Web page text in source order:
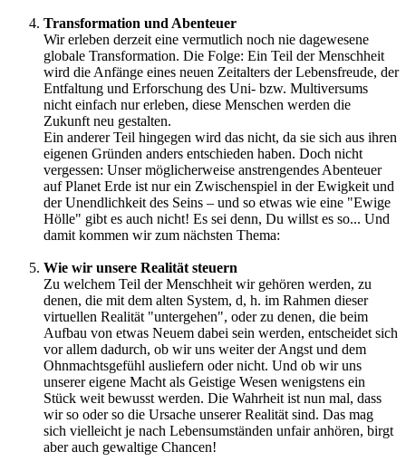
Transformation und Abenteuer
Wir erleben derzeit eine vermutlich noch nie dagewesene
globale Transformation. Die Folge: Ein Teil der Menschheit
wird die Anfänge eines neuen Zeitalters der Lebensfreude, der
Entfaltung und Erforschung des Uni- bzw. Multiversums
nicht einfach nur erleben, diese Menschen werden die
Zukunft neu gestalten.
Ein anderer Teil hingegen wird das nicht, da sie sich aus ihren
eigenen Gründen anders entschieden haben. Doch nicht
vergessen: Unser möglicherweise anstrengendes Abenteuer
auf Planet Erde ist nur ein Zwischenspiel in der Ewigkeit und
der Unendlichkeit des Seins – und so etwas wie eine "Ewige
Hölle" gibt es auch nicht! Es sei denn, Du willst es so... Und
damit kommen wir zum nächsten Thema:
Wie wir unsere Realität steuern
Zu welchem Teil der Menschheit wir gehören werden, zu
denen, die mit dem alten System, d, h. im Rahmen dieser
virtuellen Realität "untergehen", oder zu denen, die beim
Aufbau von etwas Neuem dabei sein werden, entscheidet sich
vor allem dadurch, ob wir uns weiter der Angst und dem
Ohnmachtsgefühl ausliefern oder nicht. Und ob wir uns
unserer eigene Macht als Geistige Wesen wenigstens ein
Stück weit bewusst werden. Die Wahrheit ist nun mal, dass
wir so oder so die Ursache unserer Realität sind. Das mag
sich vielleicht je nach Lebensumständen unfair anhören, birgt
aber auch gewaltige Chancen!